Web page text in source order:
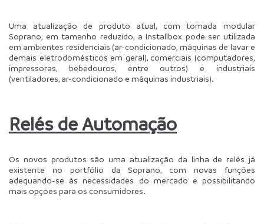
Uma atualização de produto atual, com tomada modular
Soprano, em tamanho reduzido, a Installbox pode ser utilizada
em ambientes residenciais (ar-condicionado, máquinas de lavar e
demais eletrodomésticos em geral), comerciais (computadores,
impressoras, bebedouros, entre outros) e industriais
(ventiladores, ar-condicionado e máquinas industriais).
Relés de Automação
Os novos produtos são uma atualização da linha de relés já
existente no portfólio da Soprano, com novas funções
adequando-se às necessidades do mercado e possibilitando
mais opções para os consumidores.